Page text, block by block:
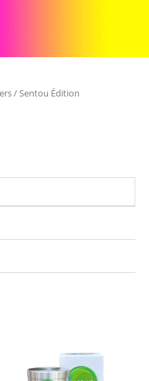
/ Sentou Édition